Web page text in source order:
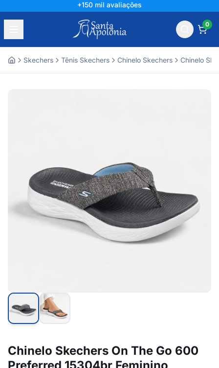
+150 mil avaliações
0
Skechers Tênis Skechers Chinelo Skechers Chinelo
Chinelo Skechers On The Go 600